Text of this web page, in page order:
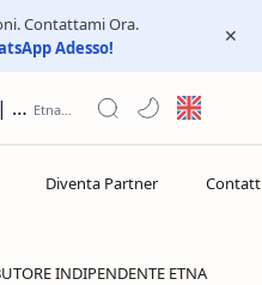
Contattami Ora.
Adesso!
Etna Wellness Prodotti | Distributore Elite Group
INDIPENDENTE ETNA